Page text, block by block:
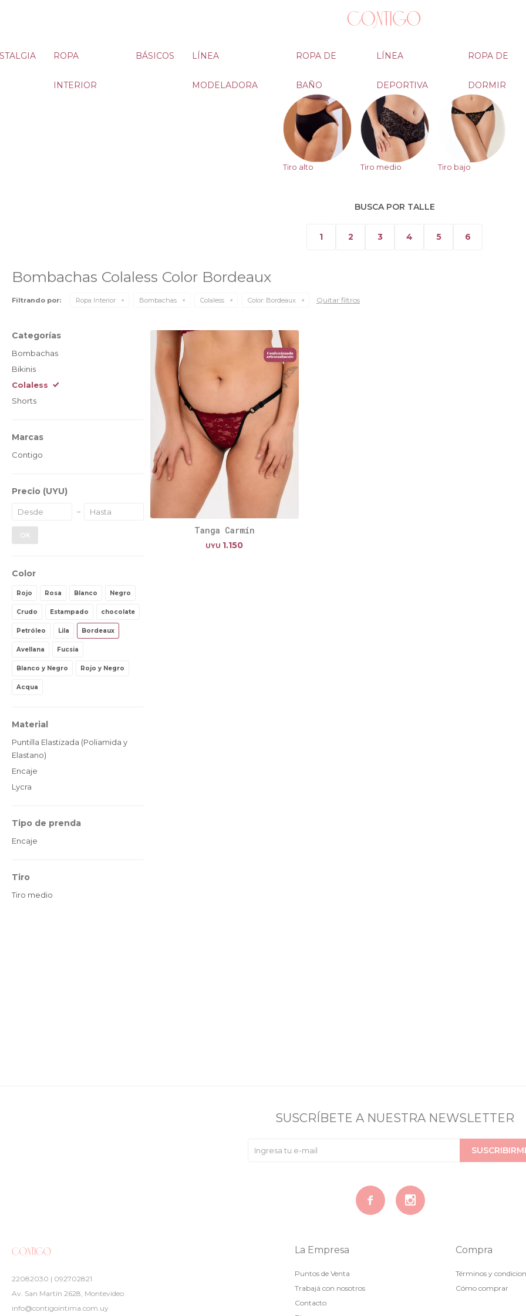
ROPA
INTERIOR
BÁSICOS LÍNEA
MODELADORA
ROPA DE
BAÑO
LÍNEA
DEPORTIVA
ROPA DE
DORMIR
Tiro alto Tiro medio Tiro bajo
BUSCA POR TALLE
1 2 3 4 5 6
Bombachas Colaless Color Bordeaux
Filtrando por: Ropa Interior Bombachas Colaless Color: Bordeaux Quitar filtros
Tanga Carmín
UYU 1.150
Categorías
Bombachas
Bikinis
Colaless
Shorts
Marcas
Contigo
Precio (UYU)
OK
Color
Rojo Rosa Blanco Negro
Crudo Estampado chocolate
Petróleo Lila Bordeaux
Avellana Fucsia
Blanco y Negro Rojo y Negro
Acqua
Material
Puntilla Elastizada (Poliamida y
Elastano)
Encaje
Lycra
Tipo de prenda
Encaje
Tiro
Tiro medio
22082030 | 092702821
Av. San Martín 2628, Montevideo
info@contigointima.com.uy
La Empresa
Puntos de Venta
Trabajá con nosotros
Contacto
Compra
Términos y
Cómo comprar
SUSCRÍBETE A NUESTRA NEWSLETTER
 